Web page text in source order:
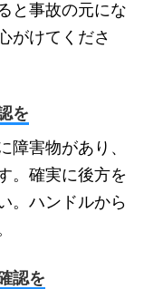
と事故の元にな
がけてくださ
を
障害物があり、
。確実に後方を
。ハンドルから
認を